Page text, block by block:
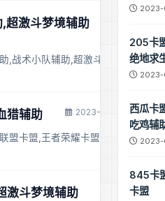
超激斗梦境辅助
,战术小队辅助,超激斗梦境辅助
猎辅助 2023-11-28 23:06:37
盟卡盟,王者荣耀卡盟,战术小队辅助
激斗梦境辅助
205卡
绝地求
西瓜卡
吃鸡辅
845卡
卡盟